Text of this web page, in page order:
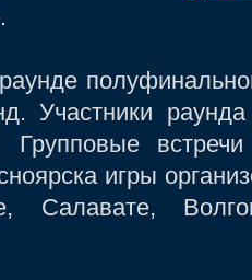
Участники
игры
Салавате,